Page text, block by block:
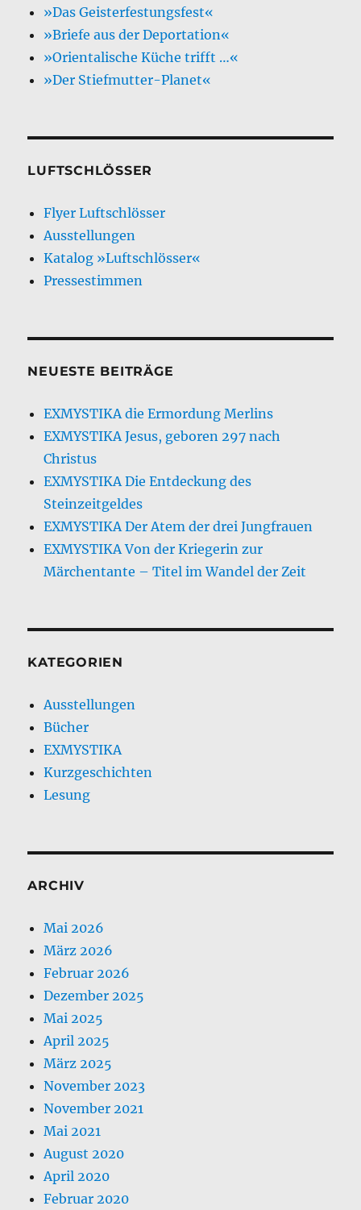
»Das Geisterfestungsfest«
»Briefe aus der Deportation«
»Orientalische Küche trifft …«
»Der Stiefmutter-Planet«
LUFTSCHLÖSSER
Flyer Luftschlösser
Ausstellungen
Katalog »Luftschlösser«
Pressestimmen
NEUESTE BEITRÄGE
EXMYSTIKA die Ermordung Merlins
EXMYSTIKA Jesus, geboren 297 nach
Christus
EXMYSTIKA Die Entdeckung des
Steinzeitgeldes
EXMYSTIKA Der Atem der drei Jungfrauen
EXMYSTIKA Von der Kriegerin zur
Märchentante – Titel im Wandel der Zeit
KATEGORIEN
Ausstellungen
Bücher
EXMYSTIKA
Kurzgeschichten
Lesung
ARCHIV
Mai 2026
März 2026
Februar 2026
Dezember 2025
Mai 2025
April 2025
März 2025
November 2023
November 2021
Mai 2021
August 2020
April 2020
Februar 2020